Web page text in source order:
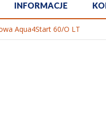
INFORMACJE
Aqua4Start 60/O LT